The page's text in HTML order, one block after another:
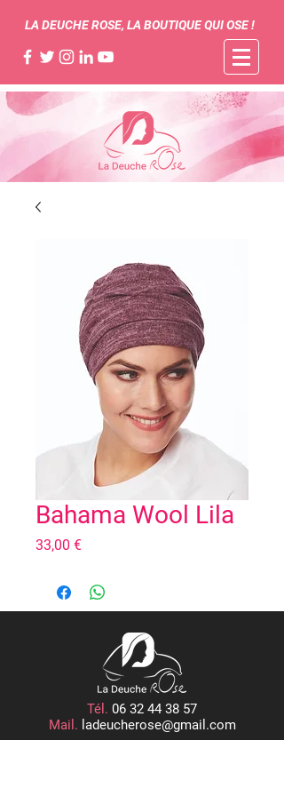
LA DEUCHE ROSE, LA BOUTIQUE QUI OSE !
Bahama Wool Lila
33,00 €Prix
Tél. 06 32 44 38 57
Mail. ladeucherose@gmail.com